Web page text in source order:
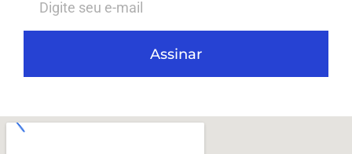
Assinar